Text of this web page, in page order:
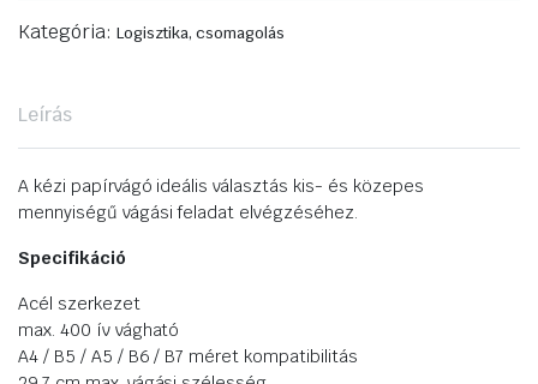
Kategória: Logisztika, csomagolás
Leírás
A kézi papírvágó ideális választás kis- és közepes
mennyiségű vágási feladat elvégzéséhez.
Specifikáció
Acél szerkezet
max. 400 ív vágható
A4 / B5 / A5 / B6 / B7 méret kompatibilitás